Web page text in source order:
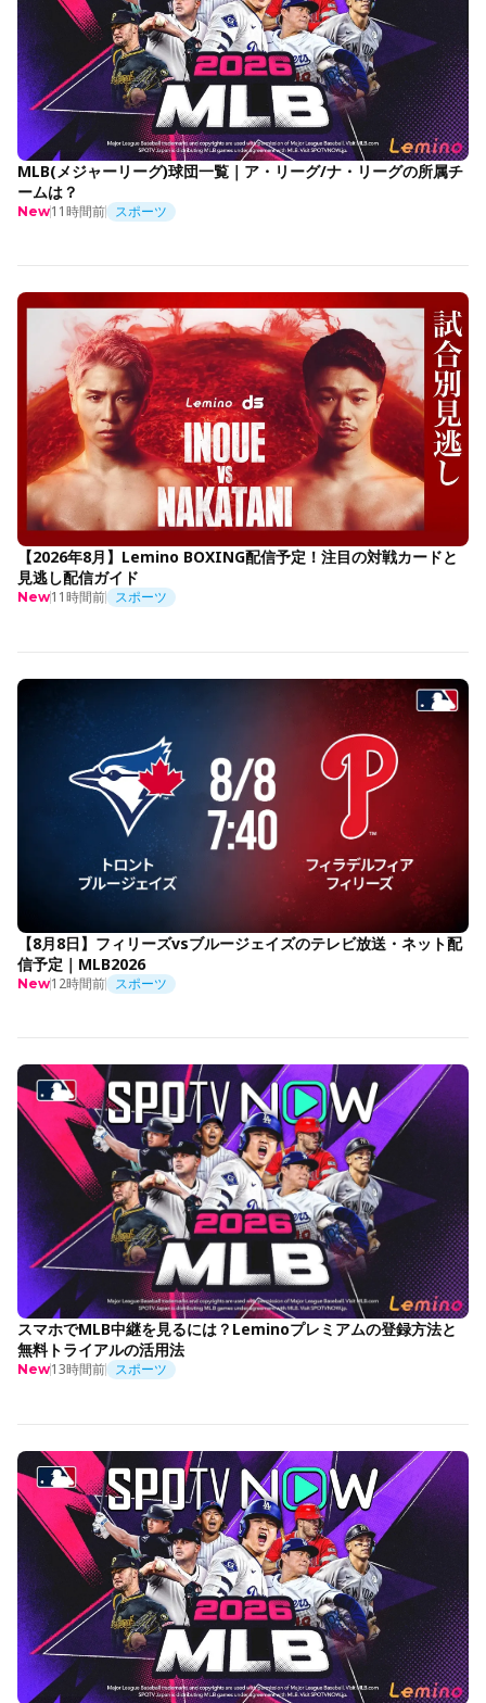
MLB(メジャーリーグ)球団一覧｜ア・リーグ/ナ・リーグの所属チ
ームは？
New11時間前 スポーツ
【2026年8月】Lemino BOXING配信予定！注目の対戦カードと
見逃し配信ガイド
New11時間前 スポーツ
【8月8日】フィリーズvsブルージェイズのテレビ放送・ネット配
信予定｜MLB2026
New12時間前 スポーツ
スマホでMLB中継を見るには？Leminoプレミアムの登録方法と
無料トライアルの活用法
New13時間前 スポーツ